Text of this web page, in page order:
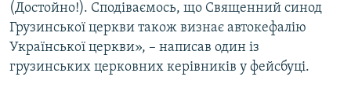
(Достойно!). Сподіваємось, що Священний синод
Грузинської церкви також визнає автокефалію
Української церкви», – написав один із
грузинських церковних керівників у фейсбуці.